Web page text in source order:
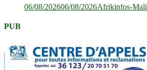
06/08/202606/08/2026Afrikinfos-Mali
PUB